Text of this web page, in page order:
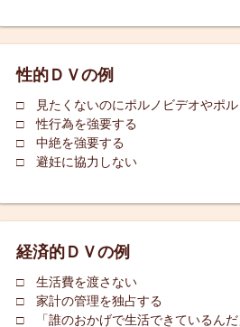
性的ＤＶの例
□ 見たくないのにポルノビデオやポル
□ 性行為を強要する
□ 中絶を強要する
□ 避妊に協力しない
経済的ＤＶの例
□ 生活費を渡さない
□ 家計の管理を独占する
□ 「誰のおかげで生活できているんだ